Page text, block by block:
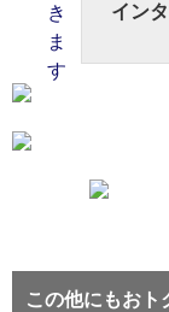
イン
この他にもおト